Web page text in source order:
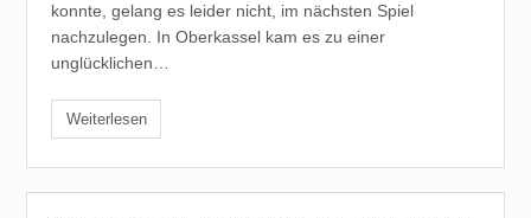
konnte, gelang es leider nicht, im nächsten Spiel
nachzulegen. In Oberkassel kam es zu einer
unglücklichen…
Weiterlesen